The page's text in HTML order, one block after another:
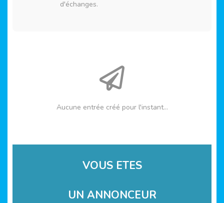
d'échanges.
Aucune entrée créé pour l'instant...
VOUS ETES
UN ANNONCEUR